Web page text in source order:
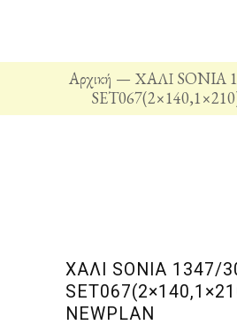
Αρχική
ΧΑΛΙ SONIA
ΧΑΛΙ SONIA 1347/
NEWPLAN